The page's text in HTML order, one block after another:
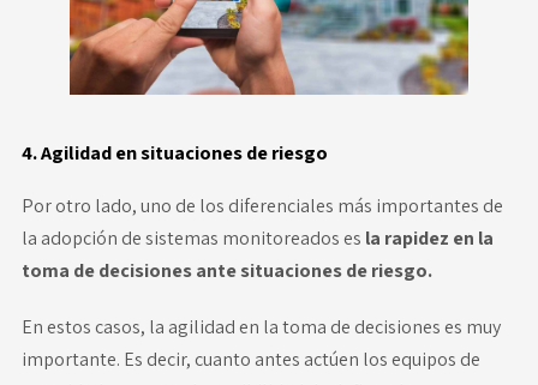
4. Agilidad en situaciones de riesgo
Por otro lado, uno de los diferenciales más importantes de
la adopción de sistemas monitoreados es la rapidez en la
toma de decisiones ante situaciones de riesgo.
En estos casos, la agilidad en la toma de decisiones es muy
importante. Es decir, cuanto antes actúen los equipos de